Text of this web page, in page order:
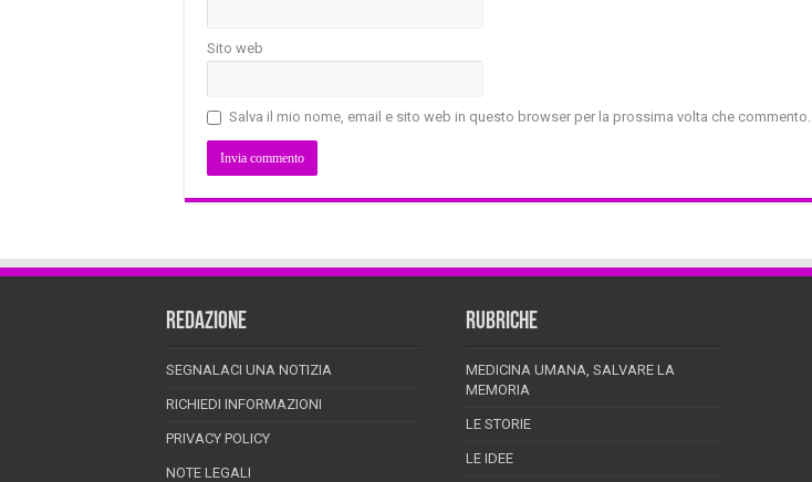
Sito web
Salva il mio nome, email e sito web in questo browser per la prossima volta che commento.
REDAZIONE
SEGNALACI UNA NOTIZIA
RICHIEDI INFORMAZIONI
PRIVACY POLICY
NOTE LEGALI
RUBRICHE
MEDICINA UMANA, SALVARE LA
MEMORIA
LE STORIE
LE IDEE